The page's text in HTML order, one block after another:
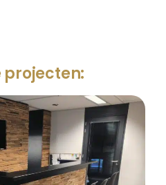
projecten: